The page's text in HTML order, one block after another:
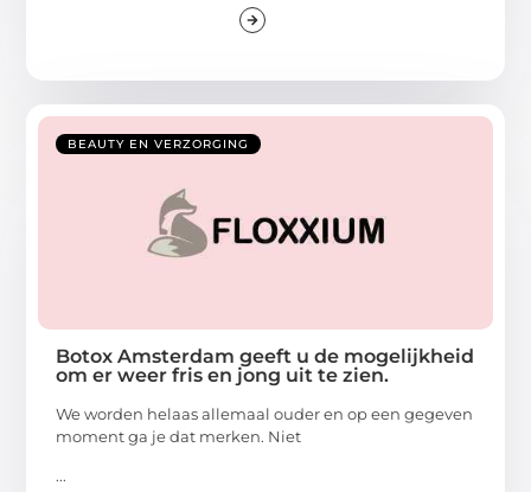
BEAUTY EN VERZORGING
Botox Amsterdam geeft u de mogelijkheid
om er weer fris en jong uit te zien.
We worden helaas allemaal ouder en op een gegeven
moment ga je dat merken. Niet
...